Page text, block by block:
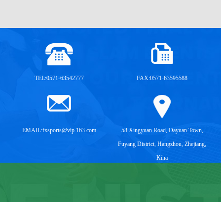
TEL:0571-63542777 FAX:0571-63595588
EMAIL:fxsports@vip.163.com
58 Xingyuan Road, Dayuan Town,
Fuyang District, Hangzhou, Zhejiang,
Kína